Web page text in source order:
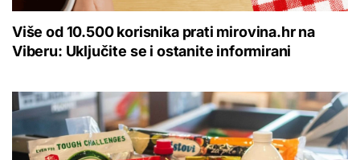
Više od 10.500 korisnika prati mirovina.hr na
Viberu: Uključite se i ostanite informirani